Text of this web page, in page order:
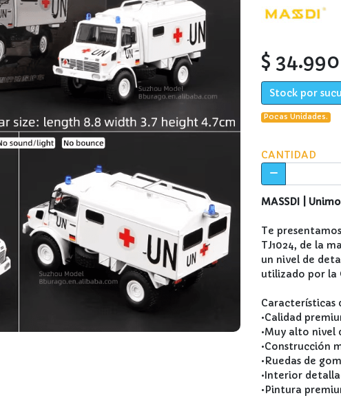
$ 34.990
Stock por
Pocas Unidades.
CANTIDAD
MASSDI |
Te
TJ1024, de la
un nivel de
utilizado por la
Características
•Calidad
•Muy alto nivel
•Construcción
•Ruedas de
•Interior
•Pintura